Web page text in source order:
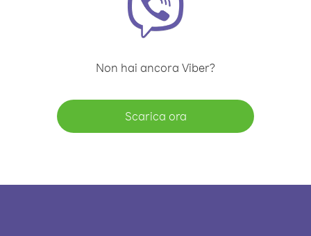
Non hai ancora Viber?
Scarica ora